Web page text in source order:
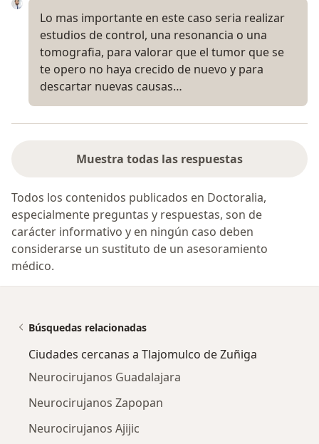
Lo mas importante en este caso seria realizar
estudios de control, una resonancia o una
tomografia, para valorar que el tumor que se
te opero no haya crecido de nuevo y para
descartar nuevas causas…
Muestra todas las respuestas
Todos los contenidos publicados en Doctoralia,
especialmente preguntas y respuestas, son de
carácter informativo y en ningún caso deben
considerarse un sustituto de un asesoramiento
médico.
Búsquedas relacionadas
Ciudades cercanas a Tlajomulco de Zuñiga
Neurocirujanos Guadalajara
Neurocirujanos Zapopan
Neurocirujanos Ajijic